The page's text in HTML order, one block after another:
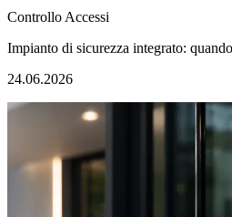
Controllo Accessi
Impianto di sicurezza integrato:
24.06.2026